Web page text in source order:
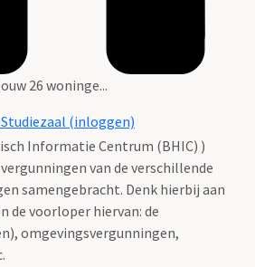
26 woninge...
(inloggen)
Informatie Centrum (BHIC) )
van de verschillende
samengebracht. Denk hierbij aan
de voorloper hiervan: de
omgevingsvergunningen,